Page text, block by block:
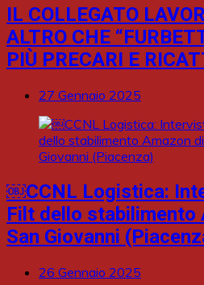
IL COLLEGATO
ALTRO CHE
PIÙ PRECARI E
27 Gennaio 2025
￼CCNL Logistica:
Filt dello stabilimento
San Giovanni
26 Gennaio 2025